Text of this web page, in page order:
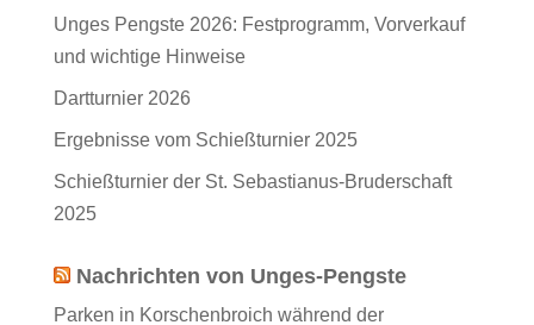
Unges Pengste 2026: Festprogramm, Vorverkauf
und wichtige Hinweise
Dartturnier 2026
Ergebnisse vom Schießturnier 2025
Schießturnier der St. Sebastianus-Bruderschaft
2025
Nachrichten von Unges-Pengste
Parken in Korschenbroich während der